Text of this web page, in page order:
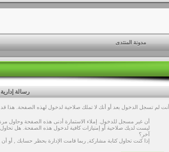
مدونة المنتدى
رسالة إدارية
أنت لم تسجل الدخول بعد أو أنك لا تملك صلاحية لدخول لهذه الصفحة. هذا قد
أن غير مسجل للدخول. إملاء الاستمارة أدنى هذه الصفحة وحاول
ليست لديك صلاحية أو إمتيازات كافية لدخول هذه الصفحة. هل
آخر؟
إذا كنت تحاول كتابة مشاركة, ربما قامت الإدارة بحظر حسابك , أو أن